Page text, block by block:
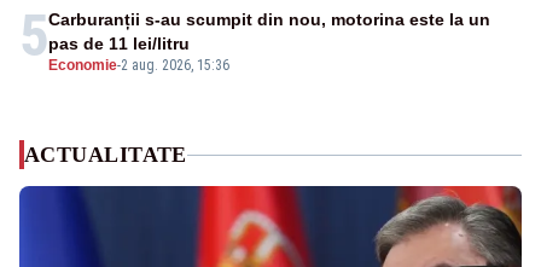
5 Economie-2 aug. 2026, 15:36
Carburanții s-au scumpit din nou, motorina este la un
pas de 11 lei/litru
ACTUALITATE